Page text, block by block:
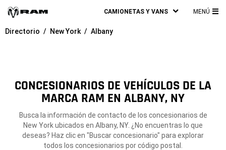
CAMIONETAS Y VANS MENÚ
Directorio New York Albany
CONCESIONARIOS DE VEHÍCULOS DE LA
MARCA RAM EN ALBANY, NY
Busca la información de contacto de los concesionarios de
New York ubicados en Albany, NY. ¿No encuentras lo que
deseas? Haz clic en "Buscar concesionario" para explorar
todos los concesionarios por código postal.